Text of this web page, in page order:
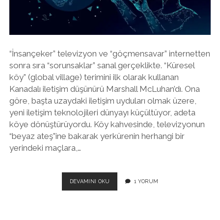
facebookinstagram
“İnsançeker” televizyon ve “göçmensavar” internetten
sonra sıra “sorunsaklar” sanal gerçeklikte. “Küresel
köy” (global village) terimini ilk olarak kullanan
Kanadalı iletişim düşünürü Marshall McLuhan’dı. Ona
göre, başta uzaydaki iletişim uyduları olmak üzere,
yeni iletişim teknolojileri dünyayı küçültüyor, adeta
köye dönüştürüyordu. Köy kahvesinde, televizyonun
“beyaz ateş”ine bakarak yerkürenin herhangi bir
yerindeki maçlara,…
DEVAMINI OKU KÜRESEL
KANDIRMACA
1 YORUM